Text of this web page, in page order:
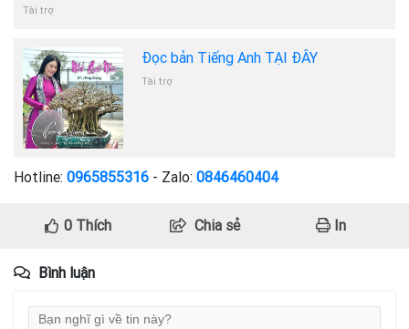
Tài trợ
Đọc bản Tiếng Anh TẠI ĐÂY
Tài trợ
Hotline: 0965855316 - Zalo: 0846460404
0Thích Chia sẻ In
Bình luận